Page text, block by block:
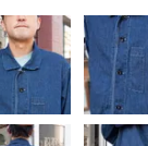
FABRICS
Mountaineering